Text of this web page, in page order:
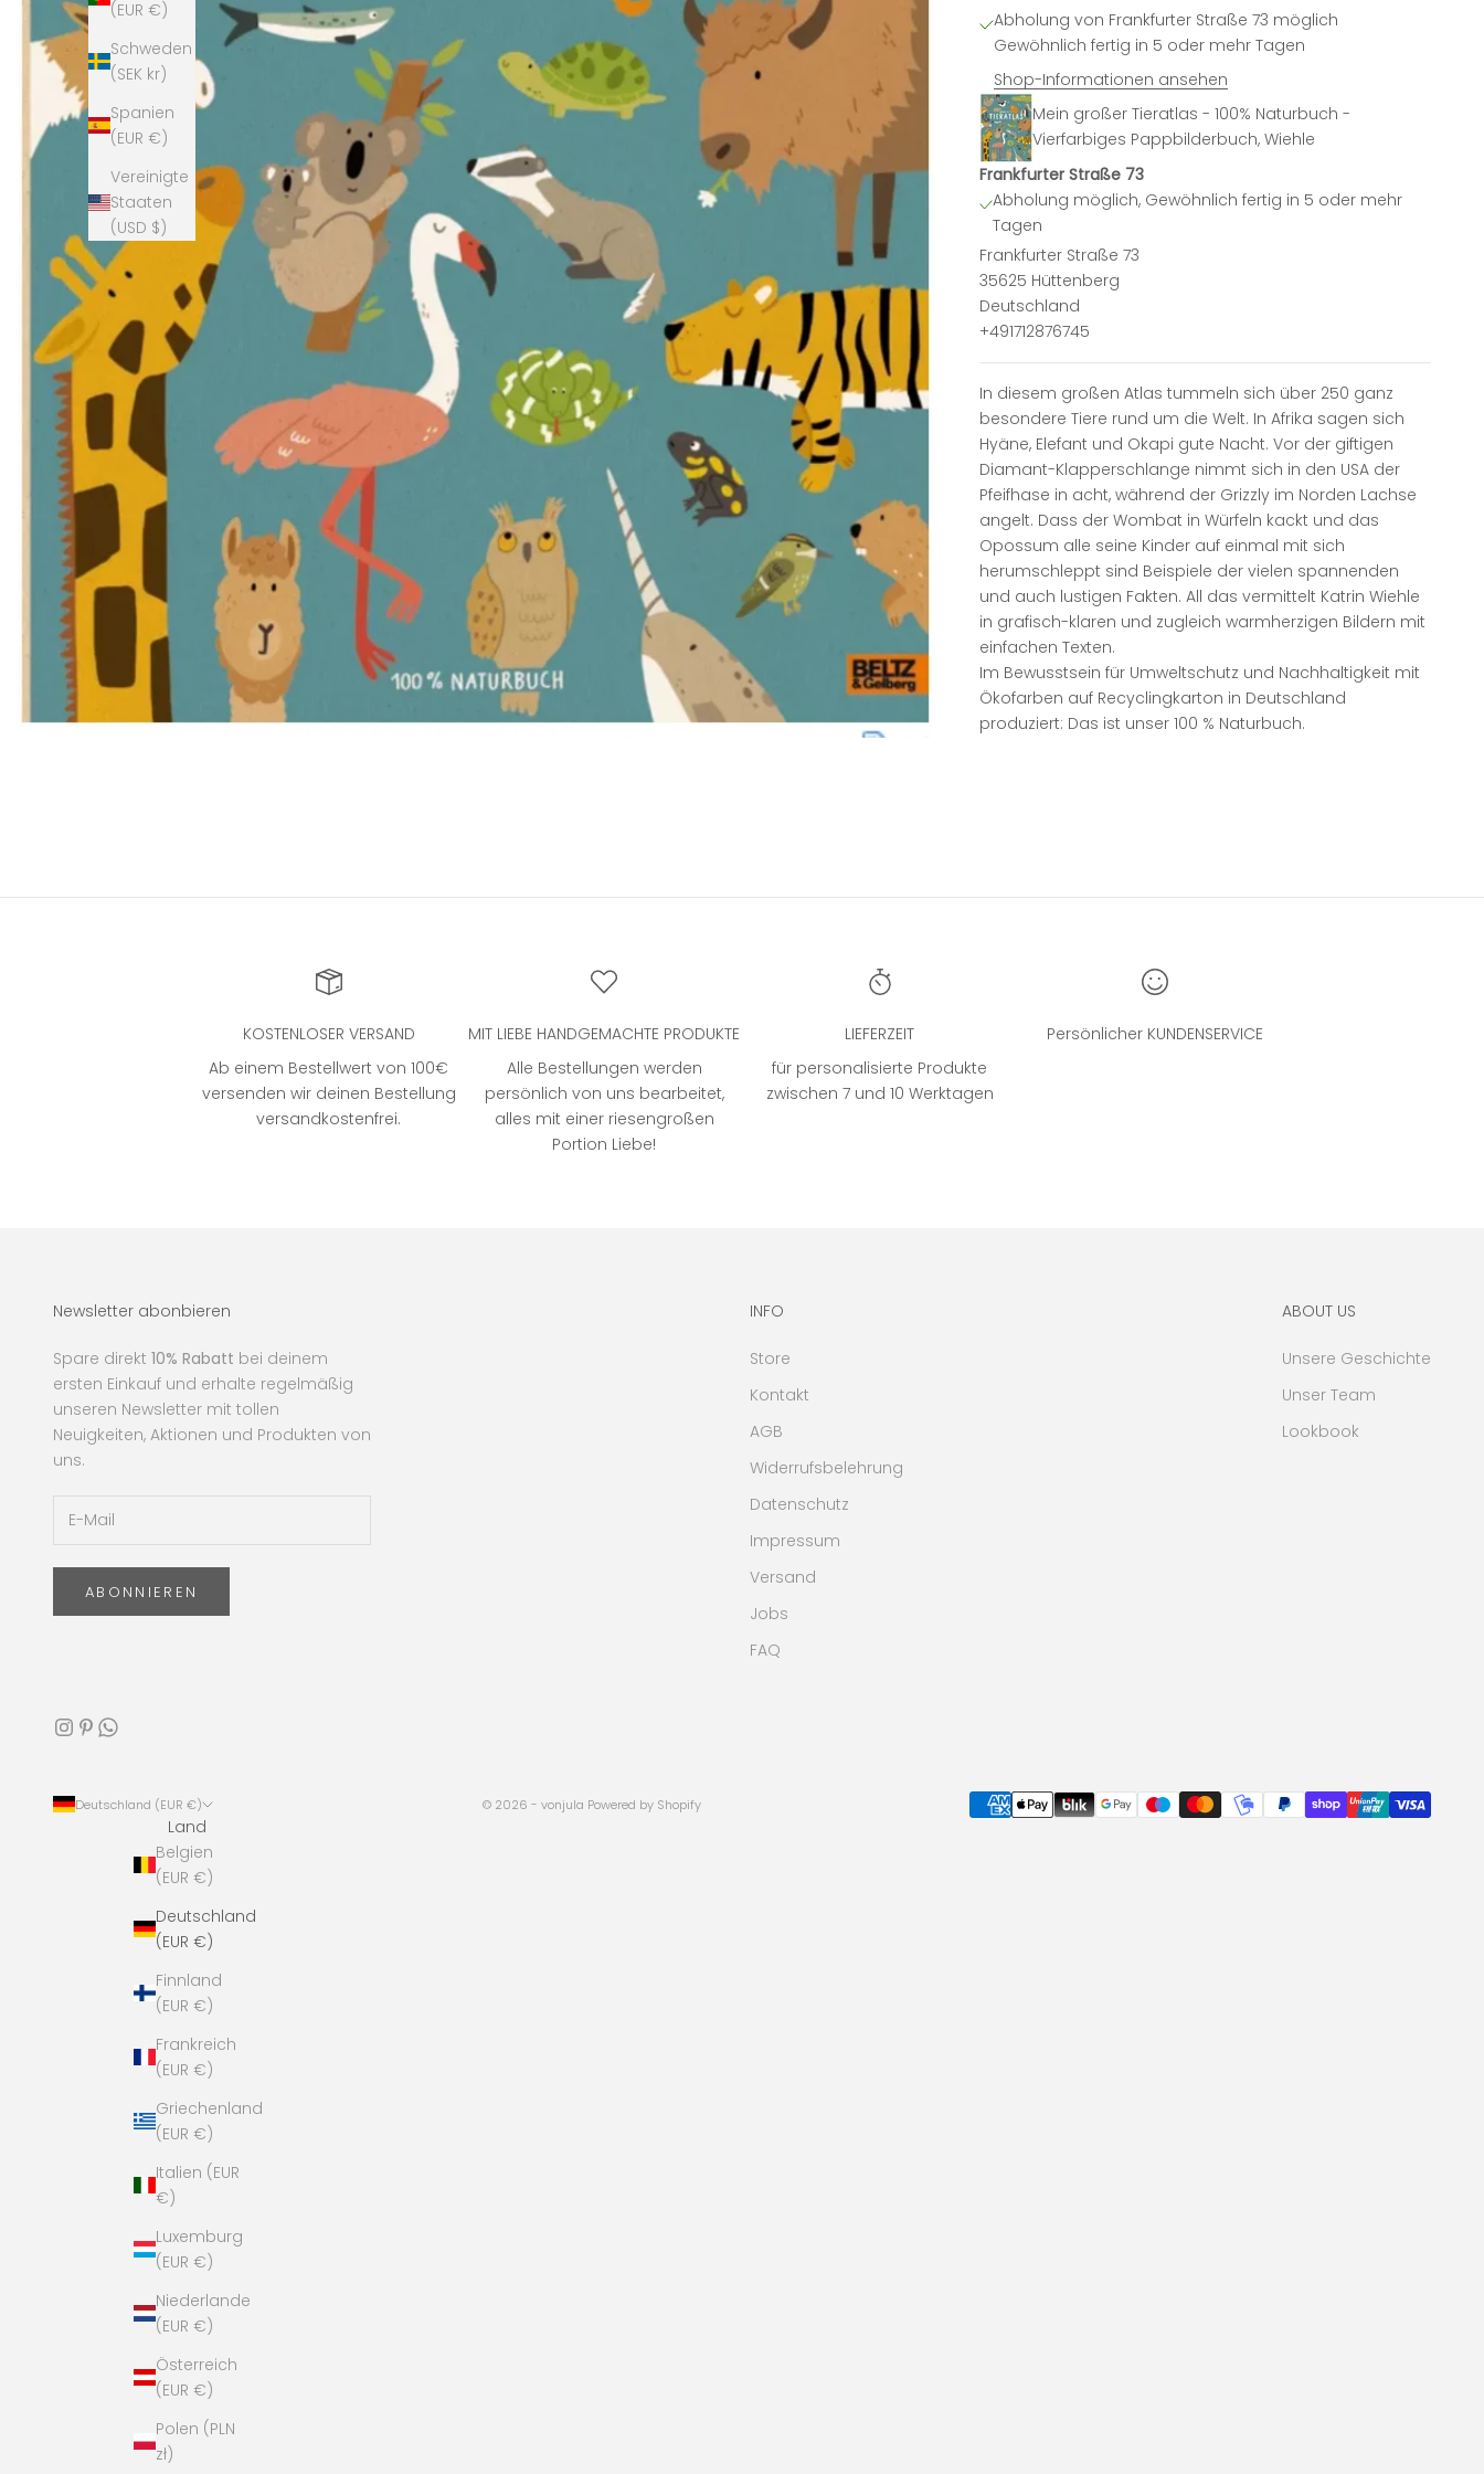
(EUR €)
Schweden
(SEK kr)
Spanien
(EUR €)
Vereinigte
Staaten
(USD $)
Abholung von Frankfurter Straße 73 möglich
Gewöhnlich fertig in 5 oder mehr Tagen
Shop-Informationen ansehen
Mein großer Tieratlas - 100% Naturbuch -
Vierfarbiges Pappbilderbuch, Wiehle
Frankfurter Straße 73
Abholung möglich, Gewöhnlich fertig in 5 oder mehr
Tagen
Frankfurter Straße 73
35625 Hüttenberg
Deutschland
+491712876745
In diesem großen Atlas tummeln sich über 250 ganz
besondere Tiere rund um die Welt. In Afrika sagen sich
Hyäne, Elefant und Okapi gute Nacht. Vor der giftigen
Diamant-Klapperschlange nimmt sich in den USA der
Pfeifhase in acht, während der Grizzly im Norden Lachse
angelt. Dass der Wombat in Würfeln kackt und das
Opossum alle seine Kinder auf einmal mit sich
herumschleppt sind Beispiele der vielen spannenden
und auch lustigen Fakten. All das vermittelt Katrin Wiehle
in grafisch-klaren und zugleich warmherzigen Bildern mit
einfachen Texten.
Im Bewusstsein für Umweltschutz und Nachhaltigkeit mit
Ökofarben auf Recyclingkarton in Deutschland
produziert: Das ist unser 100 % Naturbuch.
KOSTENLOSER VERSAND
Ab einem Bestellwert von 100€
versenden wir deinen Bestellung
versandkostenfrei.
MIT LIEBE HANDGEMACHTE PRODUKTE
Alle Bestellungen werden
persönlich von uns bearbeitet,
alles mit einer riesengroßen
Portion Liebe!
LIEFERZEIT
für personalisierte Produkte
zwischen 7 und 10 Werktagen
Persönlicher KUNDENSERVICE
Newsletter abonbieren
Spare direkt 10% Rabatt bei deinem
ersten Einkauf und erhalte regelmäßig
unseren Newsletter mit tollen
Neuigkeiten, Aktionen und Produkten von
uns.
ABONNIEREN
INFO
Store
Kontakt
AGB
Widerrufsbelehrung
Datenschutz
Impressum
Versand
Jobs
FAQ
ABOUT US
Unsere Geschichte
Unser Team
Lookbook
Deutschland (EUR €)
Land
Belgien
(EUR €)
Deutschland
(EUR €)
Finnland
(EUR €)
Frankreich
(EUR €)
Griechenland
(EUR €)
Italien (EUR
€)
Luxemburg
(EUR €)
Niederlande
(EUR €)
Österreich
(EUR €)
Polen (PLN
zł)
© 2026 - vonjula Powered by Shopify